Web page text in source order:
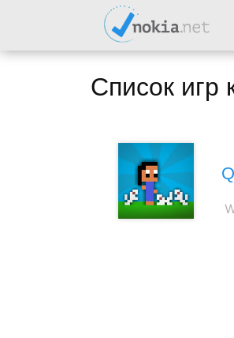
Список игр